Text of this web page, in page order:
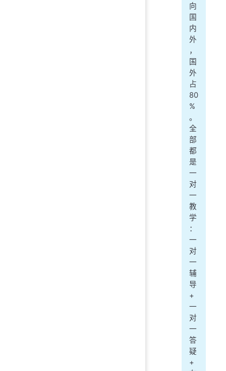
向
国
内
外
，
国
外
占
80
%
。
全
部
都
是
一
对
一
教
学
：
一
对
一
辅
导
+
一
对
一
答
疑
+